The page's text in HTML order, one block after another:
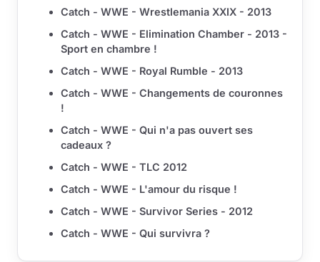
Catch - WWE - Wrestlemania XXIX - 2013
Catch - WWE - Elimination Chamber - 2013 -
Sport en chambre !
Catch - WWE - Royal Rumble - 2013
Catch - WWE - Changements de couronnes
!
Catch - WWE - Qui n'a pas ouvert ses
cadeaux ?
Catch - WWE - TLC 2012
Catch - WWE - L'amour du risque !
Catch - WWE - Survivor Series - 2012
Catch - WWE - Qui survivra ?